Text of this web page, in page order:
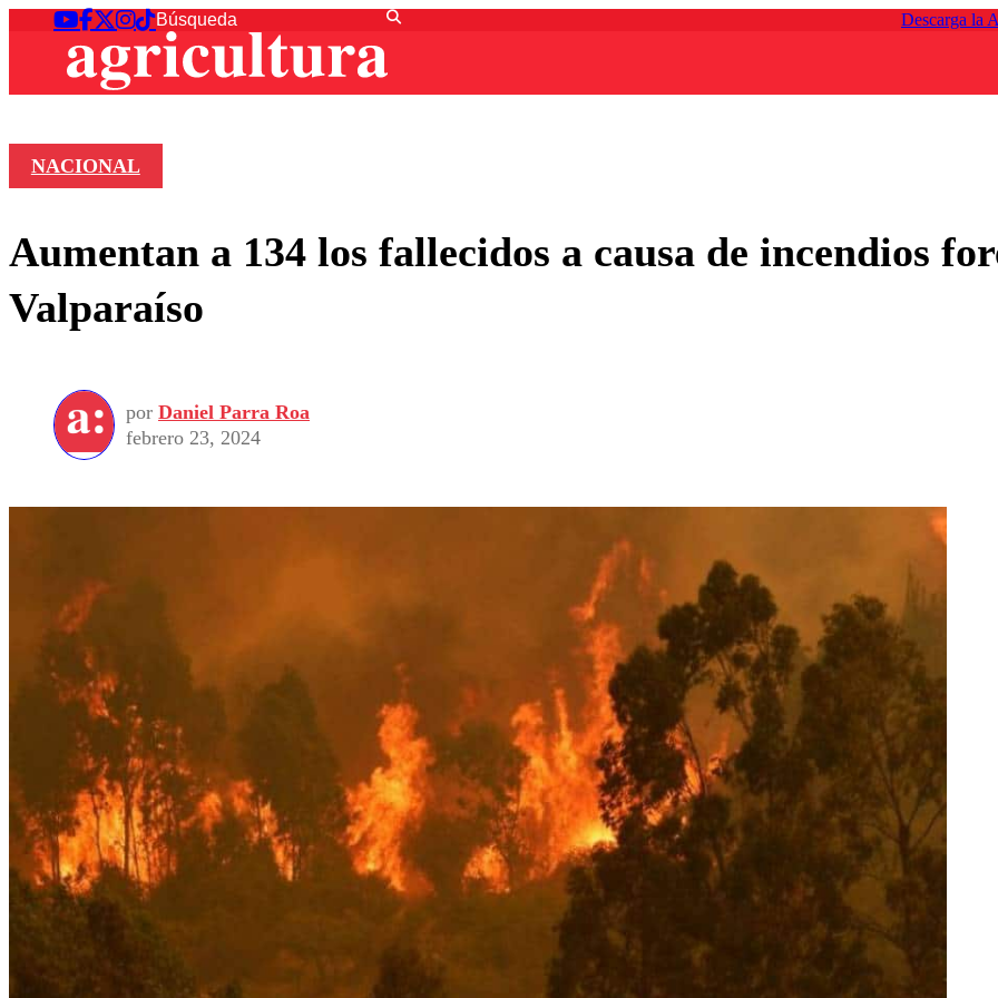
Descarga la
NACIONAL
Aumentan a 134 los fallecidos a causa de incendios
Valparaíso
por Daniel Parra Roa
febrero 23, 2024